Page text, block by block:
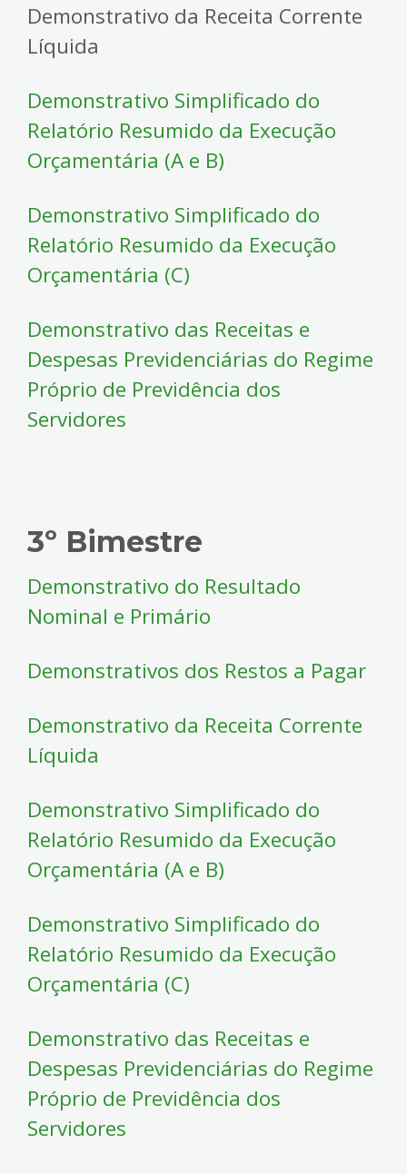
Demonstrativo da Receita Corrente
Líquida
Demonstrativo Simplificado do
Relatório Resumido da Execução
Orçamentária (A e B)
Demonstrativo Simplificado do
Relatório Resumido da Execução
Orçamentária (C)
Demonstrativo das Receitas e
Despesas Previdenciárias do Regime
Próprio de Previdência dos
Servidores
3º Bimestre
Demonstrativo do Resultado
Nominal e Primário
Demonstrativos dos Restos a Pagar
Demonstrativo da Receita Corrente
Líquida
Demonstrativo Simplificado do
Relatório Resumido da Execução
Orçamentária (A e B)
Demonstrativo Simplificado do
Relatório Resumido da Execução
Orçamentária (C)
Demonstrativo das Receitas e
Despesas Previdenciárias do Regime
Próprio de Previdência dos
Servidores